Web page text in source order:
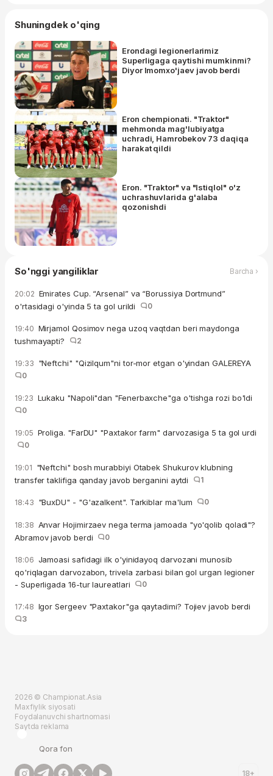
Shuningdek o'qing
Erondagi legionerlarimiz
Superligaga qaytishi mumkinmi?
Diyor Imomxo'jaev javob berdi
Eron chempionati. "Traktor"
mehmonda mag'lubiyatga
uchradi, Hamrobekov 73 daqiqa
harakat qildi
Eron. "Traktor" va "Istiqlol" o'z
uchrashuvlarida g'alaba
qozonishdi
So'nggi yangiliklar Barcha ›
20:02 Emirates Cup. “Arsenal” va “Borussiya Dortmund”
o'rtasidagi o'yinda 5 ta gol urildi
0
19:40 Mirjamol Qosimov nega uzoq vaqtdan beri maydonga
tushmayapti?
2
19:33 "Neftchi" "Qizilqum"ni tor-mor etgan o'yindan GALEREYA
0
19:23 Lukaku "Napoli"dan "Fenerbaxche"ga o'tishga rozi bo'ldi
0
19:05 Proliga. "FarDU" "Paxtakor farm" darvozasiga 5 ta gol urdi
0
19:01 "Neftchi" bosh murabbiyi Otabek Shukurov klubning
transfer taklifiga qanday javob berganini aytdi
1
18:43 "BuxDU" - "G'azalkent". Tarkiblar ma'lum 0
18:38 Anvar Hojimirzaev nega terma jamoada "yo'qolib qoladi"?
Abramov javob berdi
0
18:06 Jamoasi safidagi ilk o'yinidayoq darvozani munosib
qo'riqlagan darvozabon, trivela zarbasi bilan gol urgan legioner
- Superligada 16-tur laureatlari
0
17:48 Igor Sergeev "Paxtakor"ga qaytadimi? Tojiev javob berdi
3
2026 © Championat.Asia
Maxfiylik siyosati
Foydalanuvchi shartnomasi
Saytda reklama
Qora fon
18+